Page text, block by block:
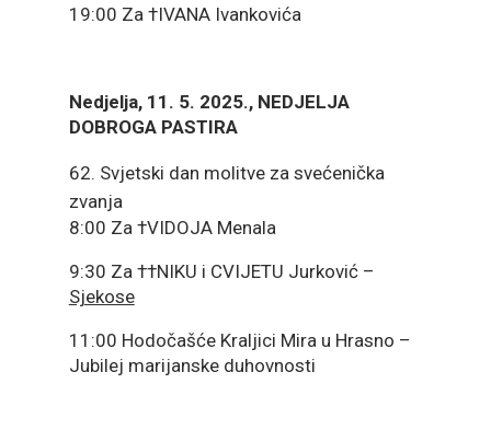
19:00 Za †IVANA Ivankovića
Nedjelja, 11. 5. 2025., NEDJELJA
DOBROGA PASTIRA
Svjetski dan molitve za svećenička
zvanja
8:00 Za †VIDOJA Menala
9:30 Za ††NIKU i CVIJETU Jurković –
Sjekose
11:00 Hodočašće Kraljici Mira u Hrasno –
Jubilej marijanske duhovnosti